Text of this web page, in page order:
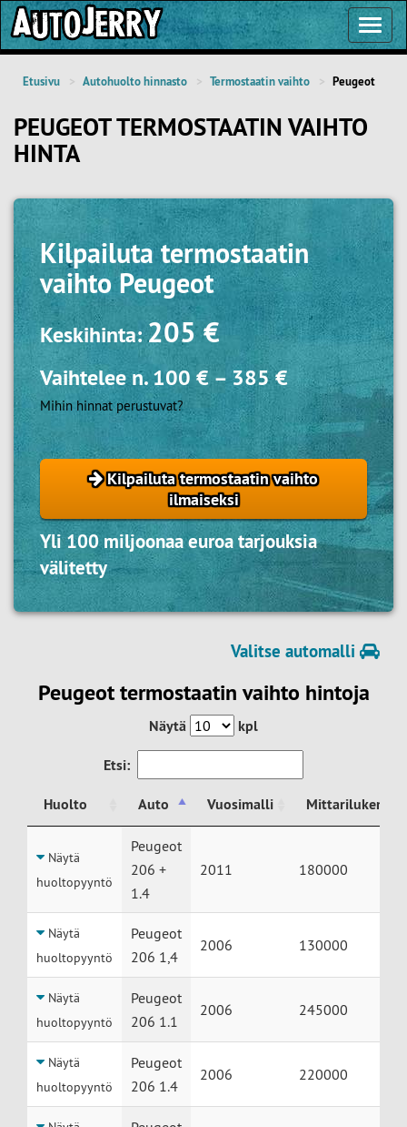
Etusivu Autohuolto hinnasto Termostaatin vaihto Peugeot
PEUGEOT TERMOSTAATIN VAIHTO
HINTA
Kilpailutatermostaatin
vaihto Peugeot
Keskihinta:205 €
Vaihtelee n.100 €– 385 €
Mihin hinnat perustuvat?
Kilpailuta termostaatin vaihto
ilmaiseksi
Yli 100 miljoonaa euroa tarjouksia
välitetty
Valitse automalli
Peugeot termostaatin vaihto hintoja
Näytä kpl
Etsi:
Huolto Auto Vuosimalli
Mittarilukema
Näytä
huoltopyyntö
Peugeot
206 +
1.4
2011 180000
Näytä
huoltopyyntö
Peugeot
206 1,4
2006 130000
Näytä
huoltopyyntö
Peugeot
206 1.1
2006 245000
Näytä
huoltopyyntö
Peugeot
206 1.4
2006 220000